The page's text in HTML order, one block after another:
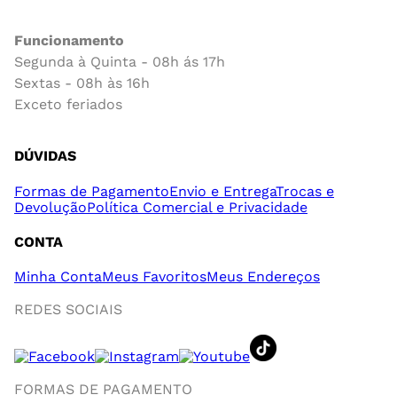
Funcionamento
Segunda à Quinta - 08h ás 17h
Sextas - 08h às 16h
Exceto feriados
DÚVIDAS
Formas de PagamentoEnvio e EntregaTrocas e
DevoluçãoPolítica Comercial e Privacidade
CONTA
Minha ContaMeus FavoritosMeus Endereços
REDES SOCIAIS
FORMAS DE PAGAMENTO